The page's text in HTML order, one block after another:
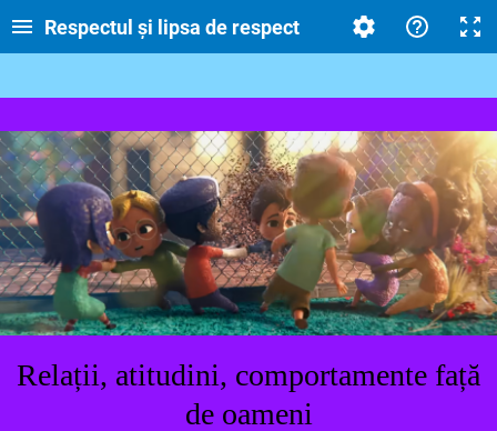
Respectul și lipsa de respect
Relații, atitudini, comportamente față
de oameni